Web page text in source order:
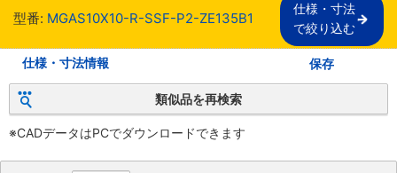
型番: MGAS10X10-R-SSF-P2-ZE135B1
仕様・寸法
で絞り込む
仕様・寸法情報 保存
類似品を再検索
※CADデータはPCでダウンロードできます